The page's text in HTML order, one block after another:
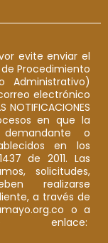
evite enviar el
Procedimiento
Administrativo)
correo electrónico
NOTIFICACIONES
en que la
o
en los
de 2011. Las
solicitudes,
realizarse
a través de
o a
enlace: